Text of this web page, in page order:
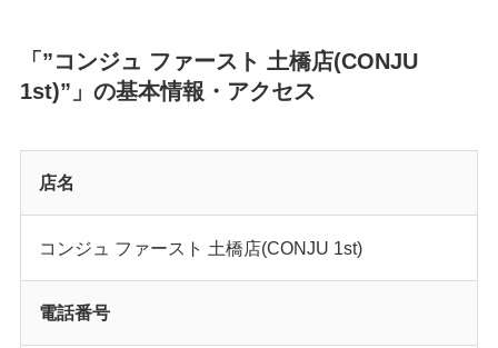
「”コンジュ ファースト 土橋店(CONJU
1st)”」の基本情報・アクセス
店名
コンジュ ファースト 土橋店(CONJU 1st)
電話番号